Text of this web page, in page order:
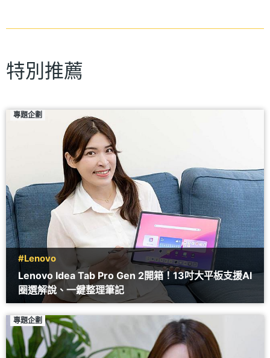
特別推薦
專題企劃
#Lenovo
Lenovo Idea Tab Pro Gen 2開箱！13吋大平板支援AI
圈選解說、一鍵整理筆記
專題企劃